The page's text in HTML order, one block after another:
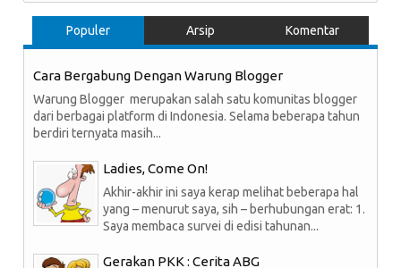
Populer Arsip Komentar
Cara Bergabung Dengan Warung Blogger
Warung Blogger merupakan salah satu komunitas blogger
dari berbagai platform di Indonesia. Selama beberapa tahun
berdiri ternyata masih...
Ladies, Come On!
Akhir-akhir ini saya kerap melihat beberapa hal
yang – menurut saya, sih – berhubungan erat: 1.
Saya membaca survei di edisi tahunan...
Gerakan PKK : Cerita ABG